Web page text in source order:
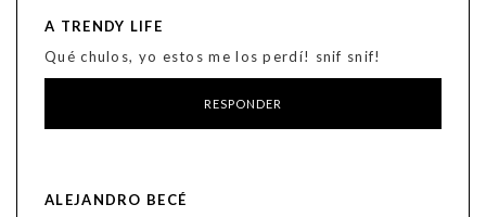
A TRENDY LIFE
Qué chulos, yo estos me los perdí! snif snif!
RESPONDER
ALEJANDRO BECÉ